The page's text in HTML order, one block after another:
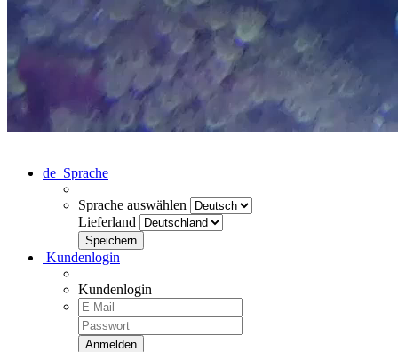
de Sprache
Sprache auswählen
Lieferland
Kundenlogin
Kundenlogin